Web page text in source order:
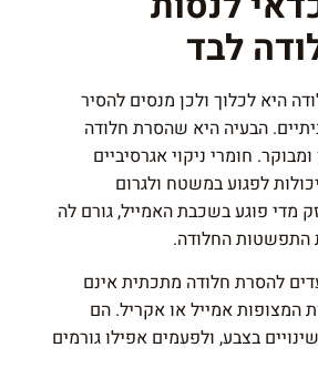
לבד
היא לכלוך ולכן מנסים להסיר
הבעיה היא שהסרת חלודה
חומרי ניקוי אגרסיביים
לפגוע במשטח ולגרום
מדי פוגע בשכבת האמייל, גורם לה
התפשטות החלודה.
להסרת חלודה מתכתית אינם
המצופות אמייל או אקריל. הם
בצבע, ולפעמים אפילו גורמים